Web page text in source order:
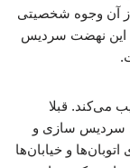
آن وجوه شخصیتی
این نهضت سردیس
می‌کند. قبلا
سردیس سازی و
و خیابان‌ها